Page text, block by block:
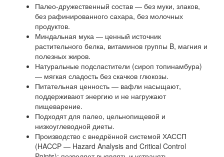
Палео-дружественный состав — без муки, злаков,
без рафинированного сахара, без молочных
продуктов.
Миндальная мука — ценный источник
растительного белка, витаминов группы B, магния и
полезных жиров.
Натуральные подсластители (сироп топинамбура)
— мягкая сладость без скачков глюкозы.
Питательная ценность — вафли насыщают,
поддерживают энергию и не нагружают
пищеварение.
Подходят для палео, цельнопищевой и
низкоуглеводной диеты.
Производство с внедрённой системой ХАССП
(HACCP — Hazard Analysis and Critical Control